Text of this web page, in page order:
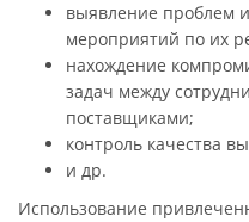
выявление проблем
мероприятий по их
нахождение
задач между
поставщиками;
контроль качества
и др.
Использование